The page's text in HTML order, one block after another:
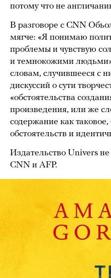
потому что не
В разговоре с CNN
мягче: «Я понимаю
проблемы и чувствую
и темнокожими
словам, случившееся с
дискуссий о сути
«обстоятельства
произведения, или же
содержание как таковое,
обстоятельств и
Издательство Univers
CNN и AFP.